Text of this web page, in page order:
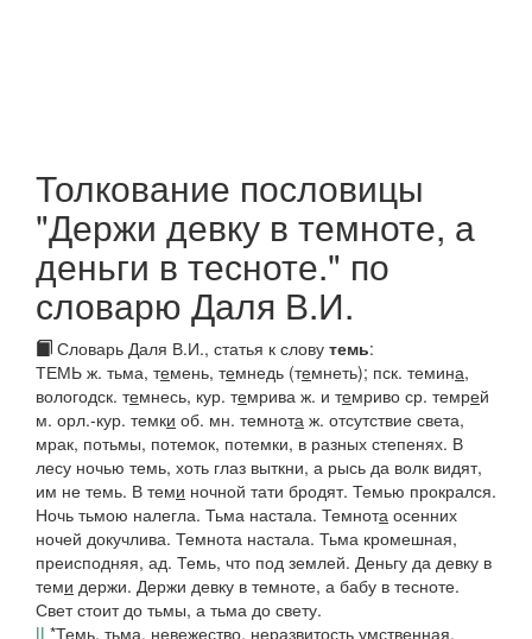
Толкование пословицы
"Держи девку в темноте, а
деньги в тесноте." по
словарю Даля В.И.
Словарь Даля В.И., статья к слову темь:
ТЕМЬ ж. тьма, темень, темнедь (темнеть); пск. темина,
вологодск. темнесь, кур. темрива ж. и темриво ср. темрей
м. орл.-кур. темки об. мн. темнота ж. отсутствие света,
мрак, потьмы, потемок, потемки, в разных степенях. В
лесу ночью темь, хоть глаз выткни, а рысь да волк видят,
им не темь. В теми ночной тати бродят. Темью прокрался.
Ночь тьмою налегла. Тьма настала. Темнота осенних
ночей докучлива. Темнота настала. Тьма кромешная,
преисподняя, ад. Темь, что под землей. Деньгу да девку в
теми держи. Держи девку в темноте, а бабу в тесноте.
Свет стоит до тьмы, а тьма до свету.
|| *Темь, тьма, невежество, неразвитость умственная,